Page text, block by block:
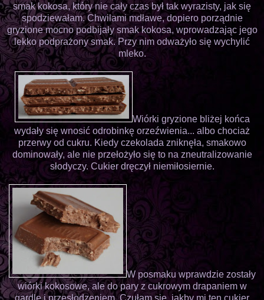
smak kokosa, który nie cały czas był tak wyrazisty, jak się
spodziewałam. Chwilami mdławe, dopiero porządnie
gryzione mocno podbijały smak kokosa, wprowadzając jego
lekko podprażony smak. Przy nim odważyło się wychylić
mleko.
Wiórki gryzione bliżej końca
wydały się wnosić odrobinkę orzeźwienia... albo chociaż
przerwy od cukru. Kiedy czekolada zniknęła, smakowo
dominowały, ale nie przełożyło się to na zneutralizowanie
słodyczy. Cukier dręczył niemiłosiernie.
W posmaku wprawdzie zostały
wiórki kokosowe, ale do pary z cukrowym drapaniem w
gardle i przesłodzeniem. Czułam się, jakby mi ten cukier